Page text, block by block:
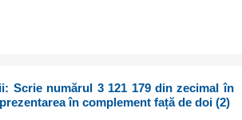
Scrie numărul 3 121 179 din zecimal în
în complement față de doi (2)